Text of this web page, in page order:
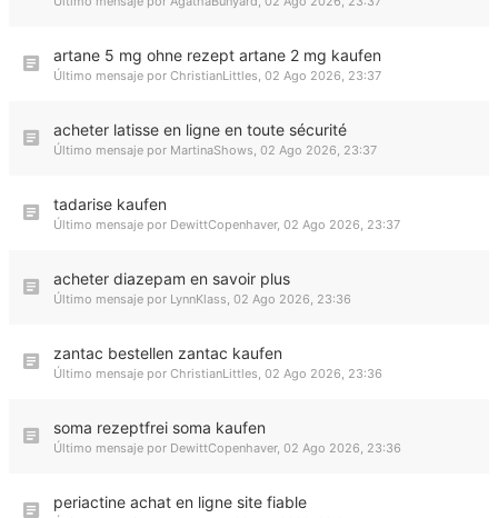
artane 5 mg ohne rezept artane 2 mg kaufen
Último mensaje por ChristianLittles, 02 Ago 2026, 23:37
acheter latisse en ligne en toute sécurité
Último mensaje por MartinaShows, 02 Ago 2026, 23:37
tadarise kaufen
Último mensaje por DewittCopenhaver, 02 Ago 2026, 23:37
acheter diazepam en savoir plus
Último mensaje por LynnKlass, 02 Ago 2026, 23:36
zantac bestellen zantac kaufen
Último mensaje por ChristianLittles, 02 Ago 2026, 23:36
soma rezeptfrei soma kaufen
Último mensaje por DewittCopenhaver, 02 Ago 2026, 23:36
periactine achat en ligne site fiable